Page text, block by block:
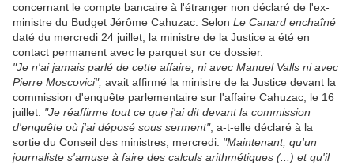
concernant le compte bancaire à l'étranger non déclaré de l'ex-
ministre du Budget Jérôme Cahuzac. Selon Le Canard enchaîné
daté du mercredi 24 juillet, la ministre de la Justice a été en
contact permanent avec le parquet sur ce dossier.
"Je n'ai jamais parlé de cette affaire, ni avec Manuel Valls ni avec
Pierre Moscovici", avait affirmé la ministre de la Justice devant la
commission d'enquête parlementaire sur l'affaire Cahuzac, le 16
juillet. "Je réaffirme tout ce que j'ai dit devant la commission
d'enquête où j'ai déposé sous serment", a-t-elle déclaré à la
sortie du Conseil des ministres, mercredi. "Maintenant, qu'un
journaliste s'amuse à faire des calculs arithmétiques (...) et qu'il